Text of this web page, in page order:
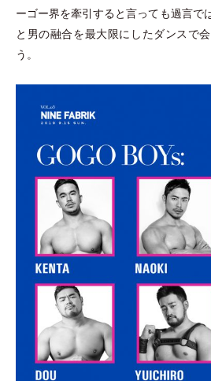
ーゴー界を牽引すると言っても過言で
と男の融合を最大限にしたダンスで
う。